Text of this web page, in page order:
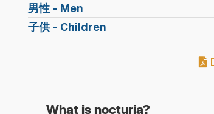
男性 - Men
子供 - Children
What is nocturia?